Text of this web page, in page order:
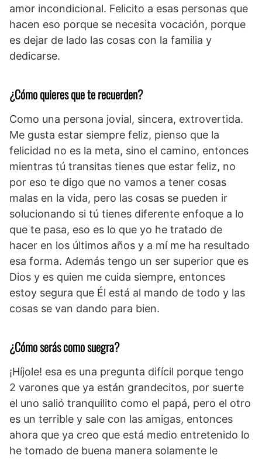
amor incondicional. Felicito a esas personas que
hacen eso porque se necesita vocación, porque
es dejar de lado las cosas con la familia y
dedicarse.
¿Cómo quieres que te recuerden?
Como una persona jovial, sincera, extrovertida.
Me gusta estar siempre feliz, pienso que la
felicidad no es la meta, sino el camino, entonces
mientras tú transitas tienes que estar feliz, no
por eso te digo que no vamos a tener cosas
malas en la vida, pero las cosas se pueden ir
solucionando si tú tienes diferente enfoque a lo
que te pasa, eso es lo que yo he tratado de
hacer en los últimos años y a mí me ha resultado
esa forma. Además tengo un ser superior que es
Dios y es quien me cuida siempre, entonces
estoy segura que Él está al mando de todo y las
cosas se van dando para bien.
¿Cómo serás como suegra?
¡Híjole! esa es una pregunta difícil porque tengo
2 varones que ya están grandecitos, por suerte
el uno salió tranquilito como el papá, pero el otro
es un terrible y sale con las amigas, entonces
ahora que ya creo que está medio entretenido lo
he tomado de buena manera solamente le